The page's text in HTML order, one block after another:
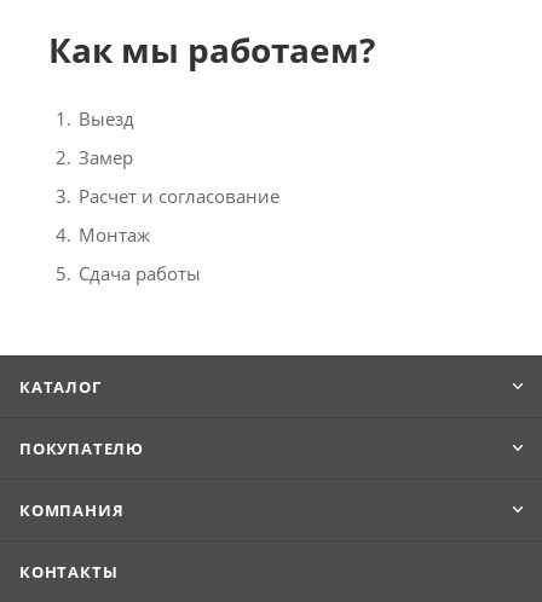
Как мы работаем?
Выезд
Замер
Расчет и согласование
Монтаж
Сдача работы
КАТАЛОГ
ПОКУПАТЕЛЮ
КОМПАНИЯ
КОНТАКТЫ